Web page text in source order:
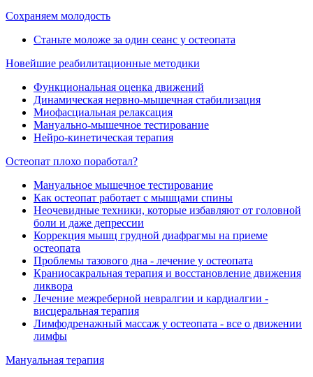
Сохраняем молодость
Станьте моложе за один сеанс у остеопата
Новейшие реабилитационные методики
Функциональная оценка движений
Динамическая нервно-мышечная стабилизация
Миофасциальная релаксация
Мануально-мышечное тестирование
Нейро-кинетическая терапия
Остеопат плохо поработал?
Мануальное мышечное тестирование
Как остеопат работает с мышцами спины
Неочевидные техники, которые избавляют от головной
боли и даже депрессии
Коррекция мышц грудной диафрагмы на приеме
остеопата
Проблемы тазового дна - лечение у остеопата
Краниосакральная терапия и восстановление движения
ликвора
Лечение межреберной невралгии и кардиалгии -
висцеральная терапия
Лимфодренажный массаж у остеопата - все о движении
лимфы
Мануальная терапия